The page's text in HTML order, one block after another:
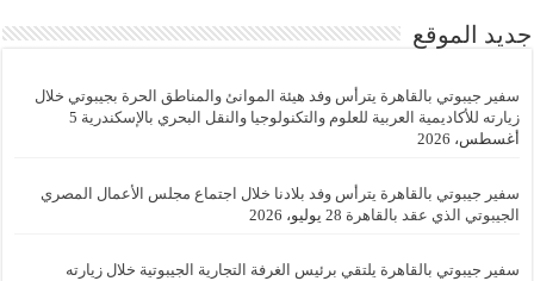
جديد الموقع
سفير جيبوتي بالقاهرة يترأس وفد هيئة الموانئ والمناطق الحرة بجيبوتي خلال
زيارته للأكاديمية العربية للعلوم والتكنولوجيا والنقل البحري بالإسكندرية 5
أغسطس، 2026
سفير جيبوتي بالقاهرة يترأس وفد بلادنا خلال اجتماع مجلس الأعمال المصري
الجيبوتي الذي عقد بالقاهرة 28 يوليو، 2026
سفير جيبوتي بالقاهرة يلتقي برئيس الغرفة التجارية الجيبوتية خلال زيارته